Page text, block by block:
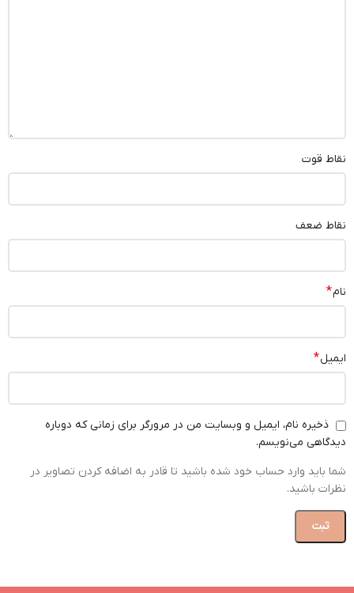
نقاط قوت
نقاط ضعف
نام*
ایمیل*
ذخیره نام، ایمیل و وبسایت من در مرورگر برای زمانی که دوباره
دیدگاهی می‌نویسم.
شما باید وارد حساب خود شده باشید تا قادر به اضافه کردن تصاویر در
نظرات باشید.